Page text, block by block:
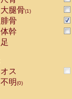
大腿骨(1)
腓骨
体幹
足
オス
不明(0)